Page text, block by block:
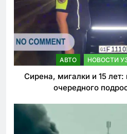
АВТО НОВОСТИ
Сирена, мигалки и 15
очередного